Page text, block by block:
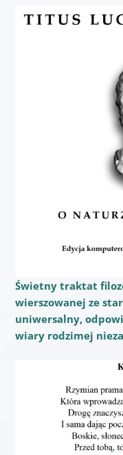
Świetny traktat
wierszowanej ze
uniwersalny,
wiary rodzimej